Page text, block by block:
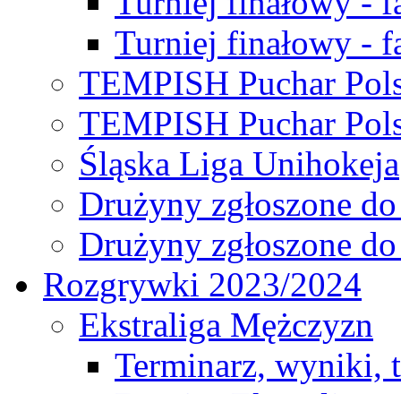
Turniej finałowy -
TEMPISH Puchar
TEMPISH Puchar
Śląska Liga Unihokeja
Drużyny zgłoszone
Drużyny zgłoszone
Rozgrywki 2023/2024
Ekstraliga Mężczyzn
Terminarz, wyniki,